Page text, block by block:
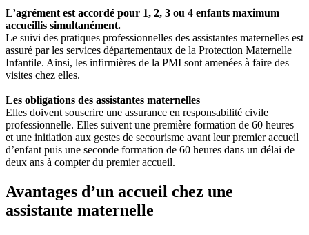
L’agrément est accordé pour 1, 2, 3 ou 4 enfants maximum
accueillis simultanément.
Le suivi des pratiques professionnelles des assistantes maternelles est
assuré par les services départementaux de la Protection Maternelle
Infantile. Ainsi, les infirmières de la PMI sont amenées à faire des
visites chez elles.
Les obligations des assistantes maternelles
Elles doivent souscrire une assurance en responsabilité civile
professionnelle. Elles suivent une première formation de 60 heures
et une initiation aux gestes de secourisme avant leur premier accueil
d’enfant puis une seconde formation de 60 heures dans un délai de
deux ans à compter du premier accueil.
Avantages d’un accueil chez une
assistante maternelle